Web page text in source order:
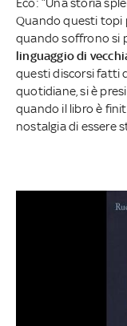
Quando questi topi
quando soffrono si
linguaggio di
questi discorsi fatti
quotidiane, si è
quando il libro è
nostalgia di essere